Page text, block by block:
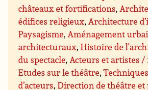
châteaux et fortifications,
édifices religieux,Architecture
Paysagisme,Aménagement
architecturaux,Histoire de
du spectacle,Acteurs et artistes
Etudes sur le théâtre,
d’acteurs,Direction de théâtre